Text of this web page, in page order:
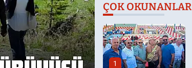
ÇOK OKUNANLAR
1